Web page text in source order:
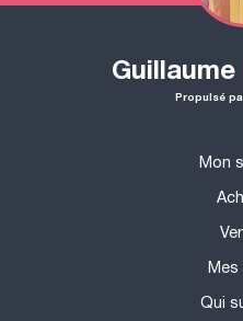
Guillaume
Propulsé
Mon
Qui